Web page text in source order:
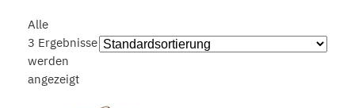
Alle
3 Ergebnisse
werden
angezeigt